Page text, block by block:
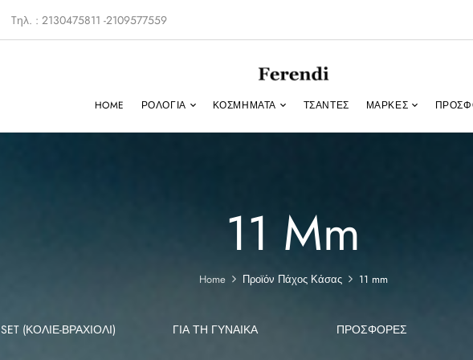
Tηλ. : 2130475811 -2109577559
HOME ΡΟΛΌΓΙΑ ΚΟΣΜΉΜΑΤΑ ΤΣΑΝΤΕΣ ΜΑΡΚΕΣ
11 Mm
Home Προϊόν Πάχος Κάσας 11 mm
SET (ΚΟΛΙΈ-ΒΡΑΧΙΌΛΙ) ΓΙΑ ΤΗ ΓΥΝΑΊΚΑ ΠΡΟΣΦΟΡΕΣ